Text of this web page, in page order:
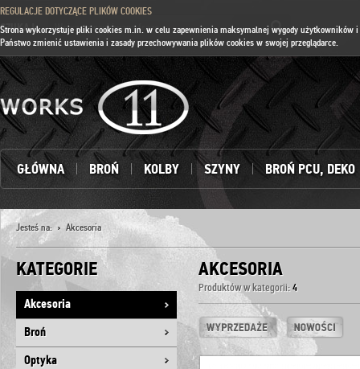
REGULACJE DOTYCZĄCE PLIKÓW COOKIES
Strona wykorzystuje pliki cookies m.in. w celu zapewnienia maksymalnej wygody
Państwo zmienić ustawienia i zasady przechowywania plików cookies w swojej przeglądarce.
SZUKAJ:
GŁÓWNA BROŃ KOLBY SZYNY BROŃ PCU, DEKO
Jesteś na: Akcesoria
KATEGORIE
Akcesoria
Broń
Optyka
Produktów w kategorii:4
AKCESORIA